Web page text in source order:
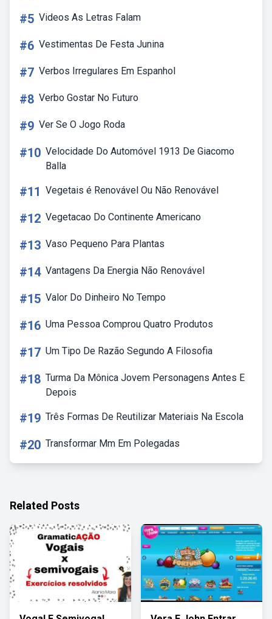
#5 Videos As Letras Falam
#6 Vestimentas De Festa Junina
#7 Verbos Irregulares Em Espanhol
#8 Verbo Gostar No Futuro
#9 Ver Se O Jogo Roda
#10 Velocidade Do Automóvel 1913 De Giacomo
Balla
#11 Vegetais é Renovável Ou Não Renovável
#12 Vegetacao Do Continente Americano
#13 Vaso Pequeno Para Plantas
#14 Vantagens Da Energia Não Renovável
#15 Valor Do Dinheiro No Tempo
#16 Uma Pessoa Comprou Quatro Produtos
#17 Um Tipo De Razão Segundo A Filosofia
#18 Turma Da Mônica Jovem Personagens Antes E
Depois
#19 Três Formas De Reutilizar Materiais Na Escola
#20 Transformar Mm Em Polegadas
Related Posts